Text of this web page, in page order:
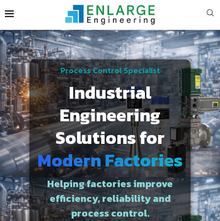
Process Control Specialist
Industrial
Engineering
Solutions for
Modern Factories
Helping factories improve
efficiency, reliability and
process control.